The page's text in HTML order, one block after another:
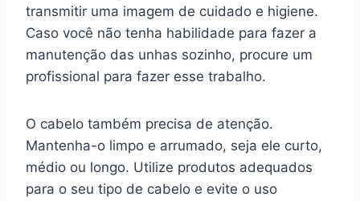
transmitir uma imagem de cuidado e higiene.
Caso você não tenha habilidade para fazer a
manutenção das unhas sozinho, procure um
profissional para fazer esse trabalho.
O cabelo também precisa de atenção.
Mantenha-o limpo e arrumado, seja ele curto,
médio ou longo. Utilize produtos adequados
para o seu tipo de cabelo e evite o uso